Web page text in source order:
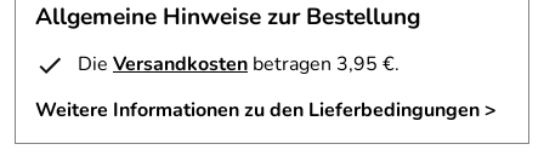
Allgemeine Hinweise zur Bestellung
Die Versandkosten betragen 3,95 €.
Weitere Informationen zu den Lieferbedingungen >